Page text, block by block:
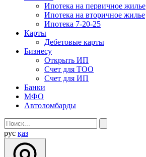
Ипотека на первичное жилье
Ипотека на вторичное жилье
Ипотека 7-20-25
Карты
Дебетовые карты
Бизнесу
Открыть ИП
Cчет для ТОО
Счет для ИП
Банки
МФО
Автоломбарды
рус қаз